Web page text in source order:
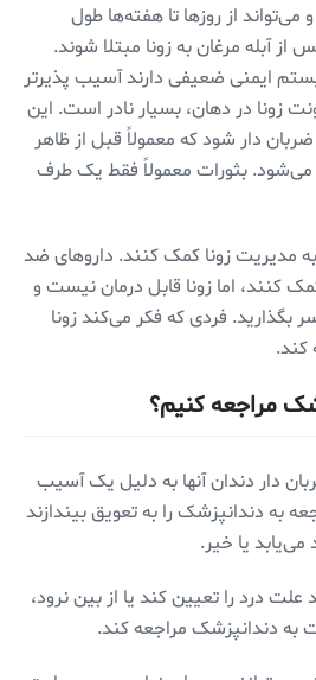
از روزها تا هفته‌ها طول
آبله مرغان به زونا مبتلا شوند.
ایمنی ضعیفی دارند آسیب پذیرتر
زونا در دهان، بسیار نادر است. این
دار شود که معمولاً قبل از ظاهر
بثورات معمولاً فقط یک طرف
مدیریت زونا کمک کنند. داروهای ضد
کنند، اما زونا قابل درمان نیست و
بگذارید. فردی که فکر می‌کند زونا
کند.
مراجعه کنیم؟
دار دندان آنها به دلیل یک آسیب
به دندانپزشک را به تعویق بیندازند
می‌یابد یا خیر.
علت درد را تعیین کند یا از بین نرود،
دندانپزشک مراجعه کند.